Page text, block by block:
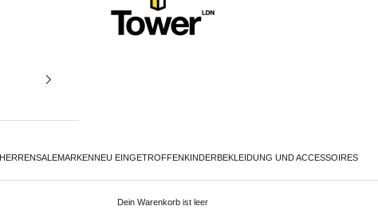
HERRENSALEMARKEN NEU EINGETROFFEN KINDER BEKLEIDUNG UND ACCESSOIRES
Dein Warenkorb ist leer